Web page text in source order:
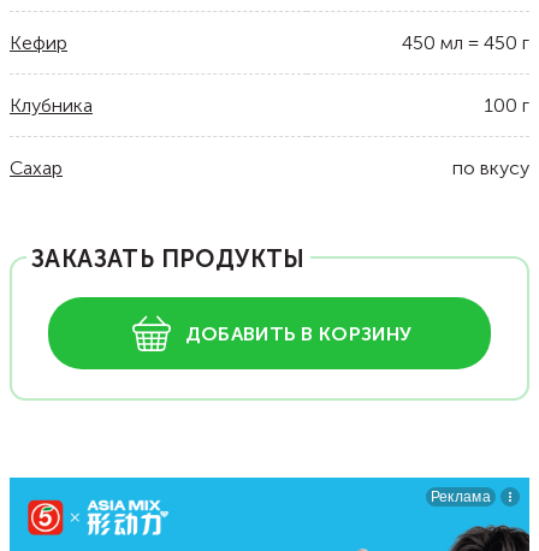
Кефир 450 мл = 450 г
Клубника 100 г
Сахар по вкусу
ЗАКАЗАТЬ ПРОДУКТЫ
ДОБАВИТЬ В КОРЗИНУ